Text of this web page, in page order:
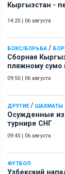
Кыргызстан -
14:25 | 06 августа
БОКС/БОРЬБА /
Сборная
пляжному сумо
09:50 | 06 августа
ДРУГИЕ/ ШАХМАТЫ
Осужденные из
турнире СНГ
09:45 | 06 августа
ФУТБОЛ
Узбекский